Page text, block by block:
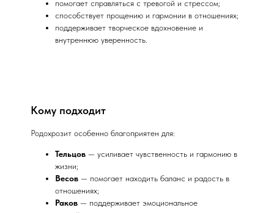
помогает справляться с тревогой и стрессом;
способствует прощению и гармонии в отношениях;
поддерживает творческое вдохновение и
внутреннюю уверенность.
Кому подходит
Родохрозит особенно благоприятен для:
Тельцов — усиливает чувственность и гармонию в
жизни;
Весов — помогает находить баланс и радость в
отношениях;
Раков — поддерживает эмоциональное